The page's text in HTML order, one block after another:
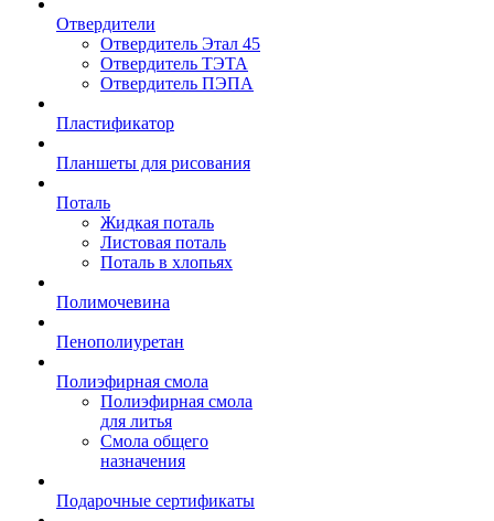
Отвердители
Отвердитель Этал 45
Отвердитель ТЭТА
Отвердитель ПЭПА
Пластификатор
Планшеты для рисования
Поталь
Жидкая поталь
Листовая поталь
Поталь в хлопьях
Полимочевина
Пенополиуретан
Полиэфирная смола
Полиэфирная смола
для литья
Смола общего
назначения
Подарочные сертификаты